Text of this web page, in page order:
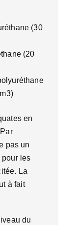
(30
(20
en
pas un
pour les
La
à fait
du